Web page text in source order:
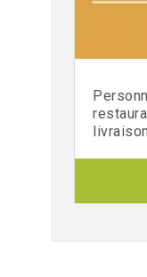
livraison